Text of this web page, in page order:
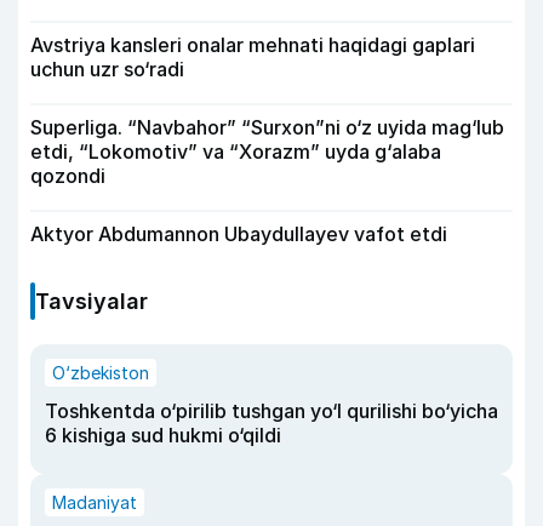
Avstriya kansleri onalar mehnati haqidagi gaplari
uchun uzr so‘radi
Superliga. “Navbahor” “Surxon”ni o‘z uyida mag‘lub
etdi, “Lokomotiv” va “Xorazm” uyda g‘alaba
qozondi
Aktyor Abdu­mannon Ubaydullayev vafot etdi
Tavsiyalar
O‘zbekiston
Toshkentda o‘pirilib tushgan yo‘l qurilishi bo‘yicha
6 kishiga sud hukmi o‘qildi
Madaniyat